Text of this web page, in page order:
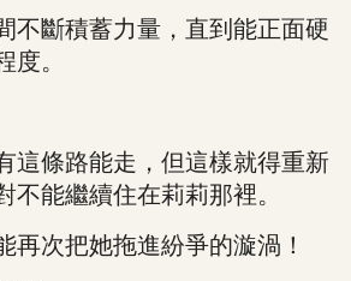
斷積蓄力量，直到能正面硬
度。
條路能走，但這樣就得重新
不能繼續住在莉莉那裡。
次把她拖進紛爭的漩渦！